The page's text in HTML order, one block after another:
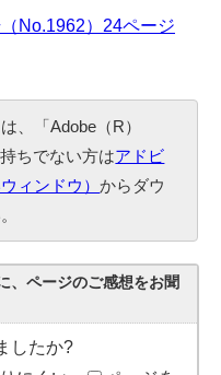
No.1962）24ページ
、「Adobe（R）
ちでない方はアドビ
ィンドウ）からダウ
、ページのご感想をお聞
したか?